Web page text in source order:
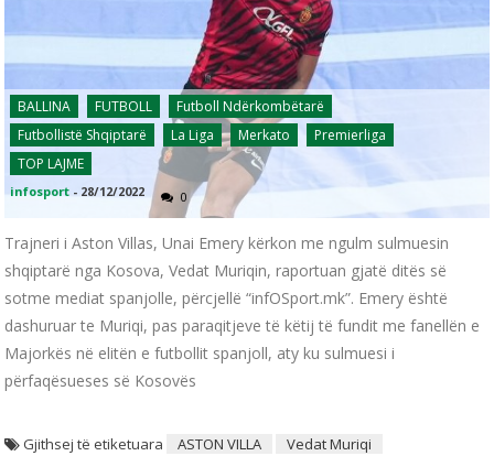
BALLINA FUTBOLL
Futboll Ndërkombëtarë
Futbollistë Shqiptarë
La Liga Merkato
Premierliga
TOP LAJME
infosport - 28/12/2022 0
Trajneri i Aston Villas, Unai Emery kërkon me ngulm sulmuesin
shqiptarë nga Kosova, Vedat Muriqin, raportuan gjatë ditës së
sotme mediat spanjolle, përcjellë “infOSport.mk”. Emery është
dashuruar te Muriqi, pas paraqitjeve të këtij të fundit me fanellën e
Majorkës në elitën e futbollit spanjoll, aty ku sulmuesi i
përfaqësueses së Kosovës
Gjithsej të etiketuara ASTON VILLA Vedat Muriqi